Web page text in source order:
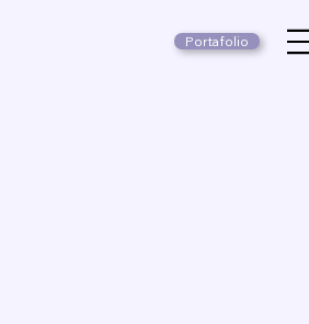
Portafolio